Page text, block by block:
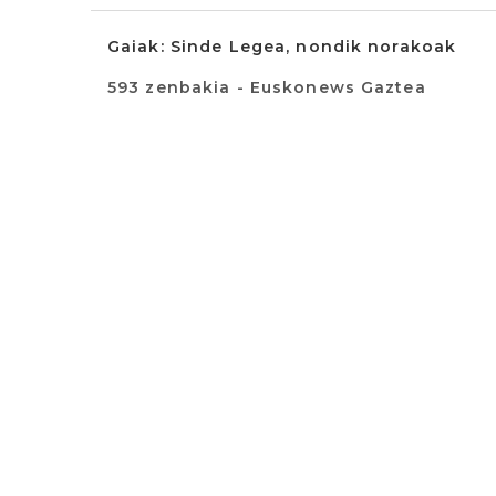
Gaiak: Sinde Legea, nondik norakoak
593 zenbakia - Euskonews Gaztea